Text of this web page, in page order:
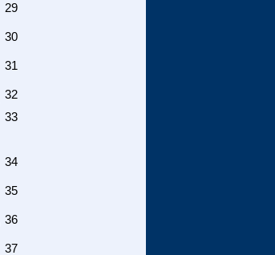
29
30
31
32
33
34
35
36
37